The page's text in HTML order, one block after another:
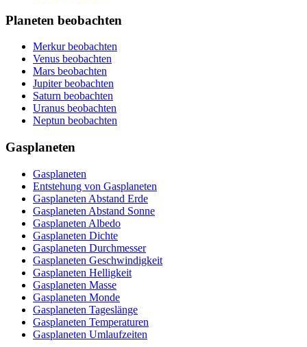
Planeten beobachten
Merkur beobachten
Venus beobachten
Mars beobachten
Jupiter beobachten
Saturn beobachten
Uranus beobachten
Neptun beobachten
Gasplaneten
Gasplaneten
Entstehung von Gasplaneten
Gasplaneten Abstand Erde
Gasplaneten Abstand Sonne
Gasplaneten Albedo
Gasplaneten Dichte
Gasplaneten Durchmesser
Gasplaneten Geschwindigkeit
Gasplaneten Helligkeit
Gasplaneten Masse
Gasplaneten Monde
Gasplaneten Tageslänge
Gasplaneten Temperaturen
Gasplaneten Umlaufzeiten